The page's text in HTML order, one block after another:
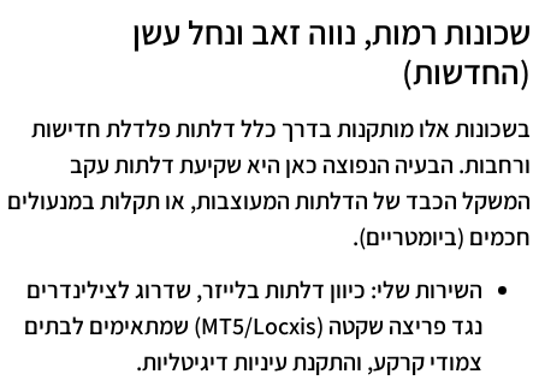
​שכונות רמות, נווה זאב ונחל עשן
(החדשות)
​בשכונות אלו מותקנות בדרך כלל דלתות פלדלת חדישות
ורחבות. הבעיה הנפוצה כאן היאשקיעת דלתותעקב
המשקל הכבד של הדלתות המעוצבות, או תקלות במנעולים
חכמים (ביומטריים).
השירות שלי: כיוון דלתות בלייזר, שדרוג לצילינדרים
נגד פריצה שקטה (MT5/Locxis) שמתאימים לבתים
צמודי קרקע, והתקנת עיניות דיגיטליות.